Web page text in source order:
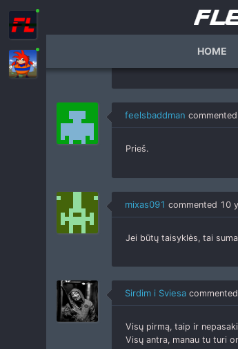
HOME
1. Pasiūlymo
2. Jūsų pasiūlymas-
zaideju tai patinka, butu
feelsbaddman commented
Prieš.
mixas091 commented 10
Jei būtų taisyklės, tai
Sirdim i Sviesa commented
Visų pirmą, taip ir
Visų antra, manau tu turi